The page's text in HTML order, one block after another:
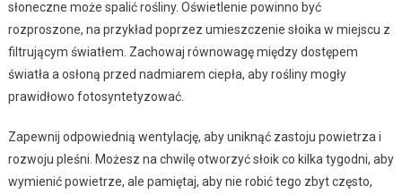
słoneczne może spalić rośliny. Oświetlenie powinno być
rozproszone, na przykład poprzez umieszczenie słoika w miejscu z
filtrującym światłem. Zachowaj równowagę między dostępem
światła a osłoną przed nadmiarem ciepła, aby rośliny mogły
prawidłowo fotosyntetyzować.
Zapewnij odpowiednią wentylację, aby uniknąć zastoju powietrza i
rozwoju pleśni. Możesz na chwilę otworzyć słoik co kilka tygodni, aby
wymienić powietrze, ale pamiętaj, aby nie robić tego zbyt często,